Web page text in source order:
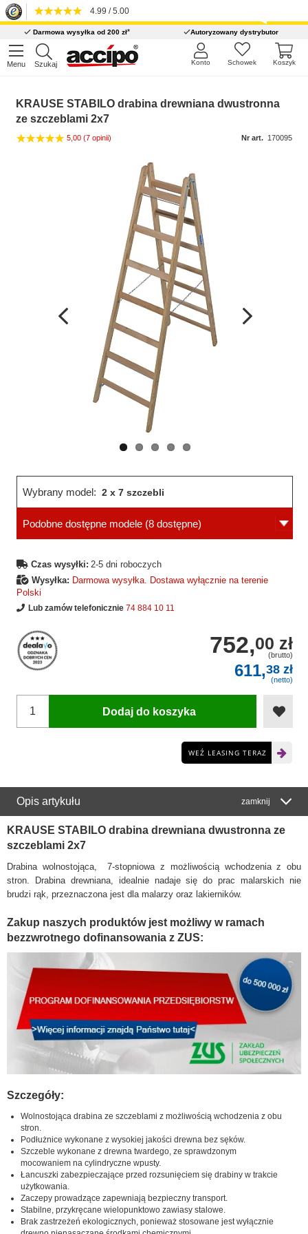
4.99 / 5.00
Darmowa wysyłka od 200 zł* Autoryzowany dystrybutor
Menu Szukaj Koszyk
Schowek
Konto
KRAUSE STABILO drabina drewniana dwustronna
ze szczeblami 2x7
5,00 (7 opinii) Nr art. 170095
Wcześniejsza
Wybrany model: 2 x 7 szczebli
Podobne dostępne modele (8 dostępne)
Czas wysyłki: 2-5 dni roboczych
Wysyłka: Darmowa wysyłka. Dostawa wyłącznie na terenie
Polski
Lub zamów telefonicznie 74 884 10 11
752,00 zł
(brutto)
611,38 zł
(netto)
Dodaj do koszyka
WEŹ LEASING TERAZ
Opis artykułu zamknij
KRAUSE STABILO drabina drewniana dwustronna ze
szczeblami 2x7
Drabina wolnostojąca, 7-stopniowa z możliwością wchodzenia z obu
stron. Drabina drewniana, idealnie nadaje się do prac malarskich nie
brudzi rąk, przeznaczona jest dla malarzy oraz lakierników.
Zakup naszych produktów jest możliwy w ramach
bezzwrotnego dofinansowania z ZUS:
Szczegóły:
Wolnostojąca drabina ze szczeblami z możliwością wchodzenia z obu
stron.
Podłużnice wykonane z wysokiej jakości drewna bez sęków.
Szczeble wykonane z drewna twardego, ze sprawdzonym
mocowaniem na cylindryczne wpusty.
Łancuszki zabezpieczające przed rozsunięciem się drabiny w trakcie
użytkowania.
Zaczepy prowadzące zapewniają bezpieczny transport.
Stabilne, przykręcane wielopunktowo zawiasy stalowe.
Brak zastrzeżeń ekologicznych, ponieważ stosowane jest wyłącznie